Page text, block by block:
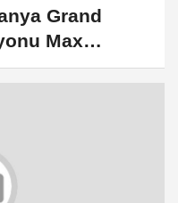
Grand
Max